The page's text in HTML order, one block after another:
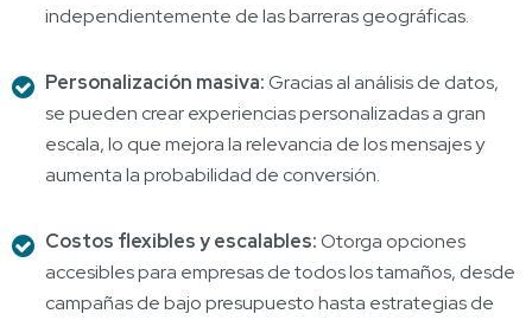
independientemente de las barreras geográficas.
Personalización masiva:Gracias al análisis de datos,
se pueden crear experiencias personalizadas a gran
escala, lo que mejora la relevancia de los mensajes y
aumenta la probabilidad de conversión.
Costos flexibles y escalables:Otorga opciones
accesibles para empresas de todos los tamaños, desde
campañas de bajo presupuesto hasta estrategias de